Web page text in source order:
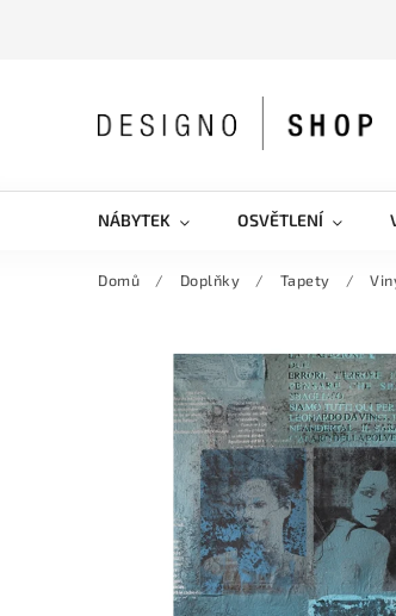
NÁBYTEK OSVĚTLENÍ
Domů / Doplňky / Tapety /